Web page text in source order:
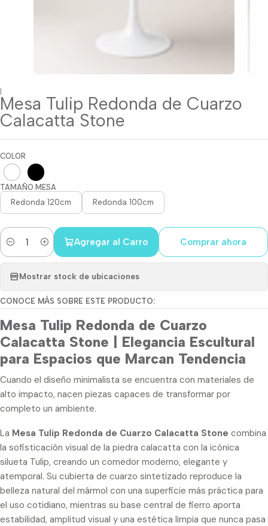
|
Mesa Tulip Redonda de Cuarzo
Calacatta Stone
COLOR
TAMAÑO MESA
Redonda 120cm Redonda 100cm
Cantidad
Agregar al Carro Comprar ahora
Mostrar stock de ubicaciones
CONOCE MÁS SOBRE ESTE PRODUCTO:
Mesa Tulip Redonda de Cuarzo
Calacatta Stone | Elegancia Escultural
para Espacios que Marcan Tendencia
Cuando el diseño minimalista se encuentra con materiales de
alto impacto, nacen piezas capaces de transformar por
completo un ambiente.
La Mesa Tulip Redonda de Cuarzo Calacatta Stone combina
la sofisticación visual de la piedra calacatta con la icónica
silueta Tulip, creando un comedor moderno, elegante y
atemporal. Su cubierta de cuarzo sintetizado reproduce la
belleza natural del mármol con una superficie más práctica para
el uso cotidiano, mientras su base central de fierro aporta
estabilidad, amplitud visual y una estética limpia que nunca pasa